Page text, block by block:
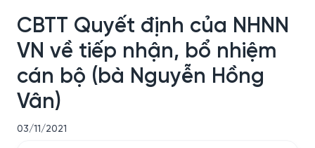
CBTT Quyết định của NHNN
VN về tiếp nhận, bổ nhiệm
cán bộ (bà Nguyễn Hồng
Vân)
03/11/2021